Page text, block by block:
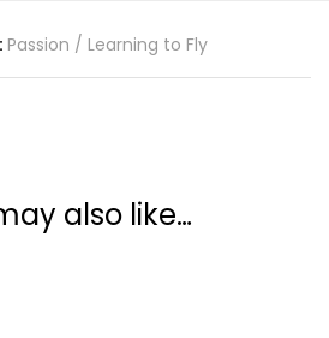
Passion / Learning to Fly
also like…